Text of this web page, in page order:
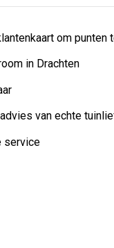
om punten
in Drachten
van echte
service